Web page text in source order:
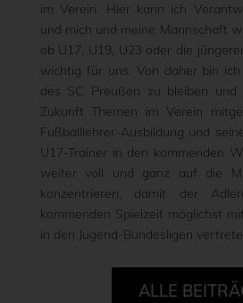
im Verein. Hier kann ich
und mich und meine Mannschaft
ob U17, U19, U23 oder die
wichtig für uns. Von daher bin
des SC Preußen zu bleiben
Zukunft Themen im Verein
Fußballlehrer-Ausbildung und
U17-Trainer in den kommenden
weiter voll und ganz auf die
konzentrieren, damit der
kommenden Spielzeit möglichst
in den Jugend-Bundesligen
ALLE